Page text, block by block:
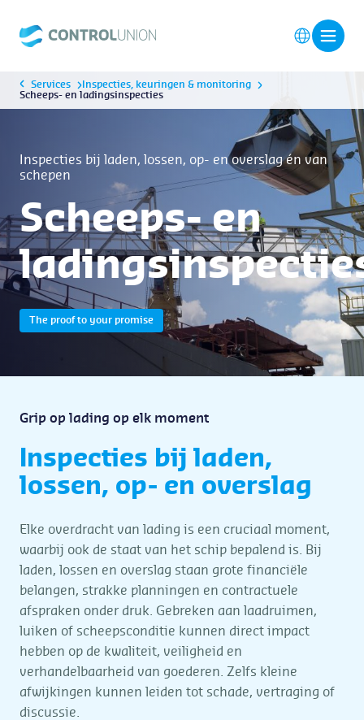
Services
Inspecties, keuringen & monitoring
Scheeps- en ladingsinspecties
Inspecties bij laden, lossen, op- en overslag én van
schepen
Scheeps- en
The proof to your promise
Grip op lading op elk moment
Inspecties bij laden,
lossen, op- en overslag
Elke overdracht van lading is een cruciaal moment,
waarbij ook de staat van het schip bepalend is. Bij
laden, lossen en overslag staan grote financiële
belangen, strakke planningen en contractuele
afspraken onder druk. Gebreken aan laadruimen,
luiken of scheepsconditie kunnen direct impact
hebben op de kwaliteit, veiligheid en
verhandelbaarheid van goederen. Zelfs kleine
afwijkingen kunnen leiden tot schade, vertraging of
discussie.